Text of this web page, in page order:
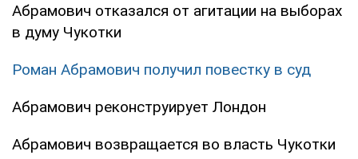
Абрамович отказался от агитации на выборах
в думу Чукотки
Роман Абрамович получил повестку в суд
Абрамович реконструирует Лондон
Абрамович возвращается во власть Чукотки